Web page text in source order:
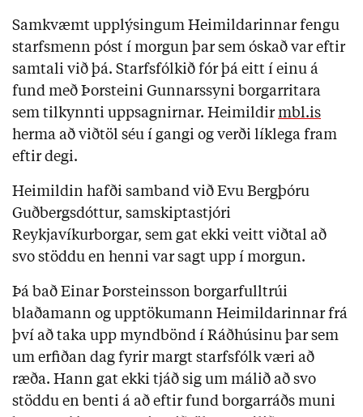
Samkvæmt upplýsingum Heimildarinnar fengu
starfsmenn póst í morgun þar sem óskað var eftir
samtali við þá. Starfsfólkið fór þá eitt í einu á
fund með Þorsteini Gunnarssyni borgarritara
sem tilkynnti uppsagnirnar. Heimildirmbl.is
herma að viðtöl séu í gangi og verði líklega fram
eftir degi.
Heimildin hafði samband við Evu Bergþóru
Guðbergsdóttur, samskiptastjóri
Reykjavíkurborgar, sem gat ekki veitt viðtal að
svo stöddu en henni var sagt upp í morgun.
Þá bað Einar Þorsteinsson borgarfulltrúi
blaðamann og upptökumann Heimildarinnar frá
því að taka upp myndbönd í Ráðhúsinu þar sem
um erfiðan dag fyrir margt starfsfólk væri að
ræða. Hann gat ekki tjáð sig um málið að svo
stöddu en benti á að eftir fund borgarráðs muni